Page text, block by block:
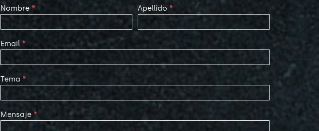
Contact
Us
Nombre * Apellido *
Email *
Tema *
Mensaje *